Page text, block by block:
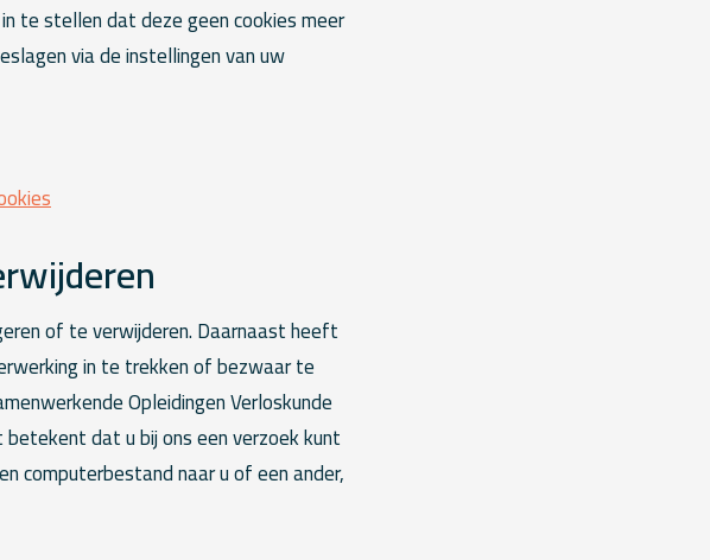
te stellen dat deze geen cookies meer
via de instellingen van uw
of te verwijderen. Daarnaast heeft
in te trekken of bezwaar te
Opleidingen Verloskunde
dat u bij ons een verzoek kunt
computerbestand naar u of een ander,